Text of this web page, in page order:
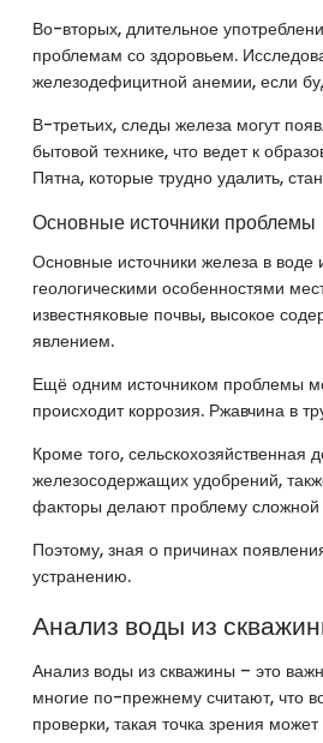
Во-вторых, длительное
проблемам со здоровьем.
железодефицитной анемии, если
В-третьих, следы железа могут
бытовой технике, что ведет к
Пятна, которые трудно удалить,
Основные источники проблемы
Основные источники железа в воде
геологическими особенностями
известняковые почвы, высокое
явлением.
Ещё одним источником проблемы
происходит коррозия. Ржавчина в
Кроме того, сельскохозяйственная
железосодержащих удобрений,
факторы делают проблему сложной
Поэтому, зная о причинах
устранению.
Анализ воды из
Анализ воды из скважины – это
многие по-прежнему считают, что
проверки, такая точка зрения